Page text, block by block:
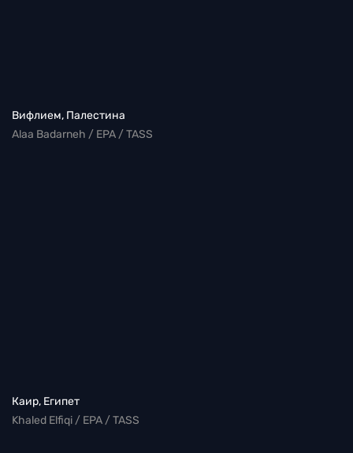
Вифлием, Палестина
Alaa Badarneh / EPA / TASS
Каир, Египет
Khaled Elfiqi / EPA / TASS